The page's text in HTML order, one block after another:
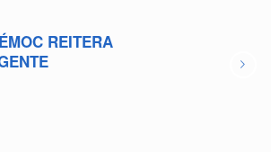
REITERA